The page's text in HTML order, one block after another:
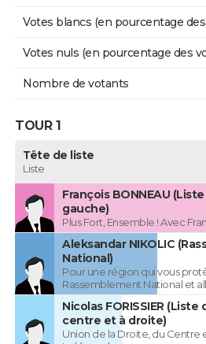
Votes blancs (en pourcentage
Votes nuls (en pourcentage des
Nombre de votants
TOUR 1
Tête de liste
Liste
François BONNEAU
gauche)
Plus Fort, Ensemble ! Avec
Aleksandar NIKOLIC
National)
Pour une région qui vous
Rassemblement National et
Nicolas FORISSIER (Liste
centre et à droite)
Union de la Droite, du Centre